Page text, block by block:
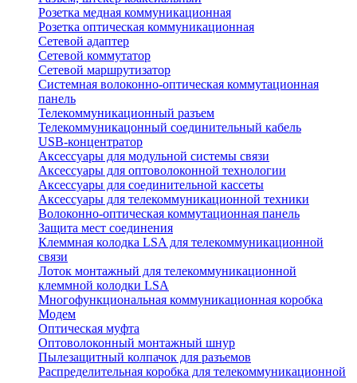
Розетка медная коммуникационная
Розетка оптическая коммуникационная
Сетевой адаптер
Сетевой коммутатор
Сетевой маршрутизатор
Системная волоконно-оптическая коммутационная
панель
Телекоммуникационный разъем
Телекоммуникацонный соединительный кабель
USB-концентратор
Аксессуары для модульной системы связи
Аксессуары для оптоволоконной технологии
Аксессуары для соединительной кассеты
Аксессуары для телекоммуникационной техники
Волоконно-оптическая коммутационная панель
Защита мест соединения
Клеммная колодка LSA для телекоммуникационной
связи
Лоток монтажный для телекоммуникационной
клеммной колодки LSA
Многофункциональная коммуникационная коробка
Модем
Оптическая муфта
Оптоволоконный монтажный шнур
Пылезащитный колпачок для разъемов
Распределительная коробка для телекоммуникационной